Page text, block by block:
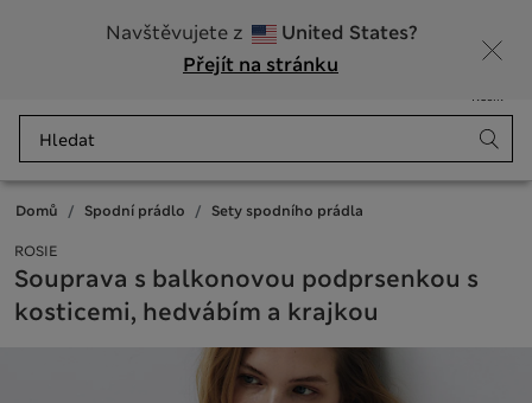
Navštěvujete z
United States?
Přejít na stránku
Košík
Domů Spodní prádlo Sety spodního prádla
ROSIE
Souprava s balkonovou podprsenkou s
kosticemi, hedvábím a krajkou